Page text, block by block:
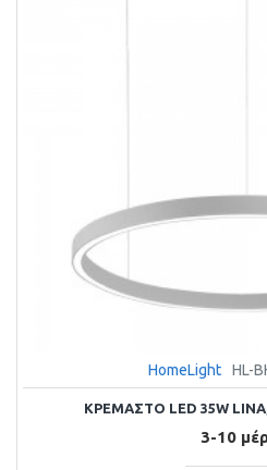
HomeLight HL-
ΚΡΕΜΑΣΤΌ LED 35W LINA,
3-10